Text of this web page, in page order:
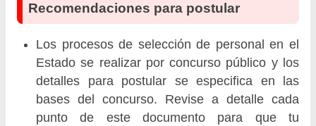
Recomendaciones para postular
Los procesos de selección de personal en el
Estado se realizar por concurso público y los
detalles para postular se especifica en las
bases del concurso. Revise a detalle cada
punto de este documento para que tu